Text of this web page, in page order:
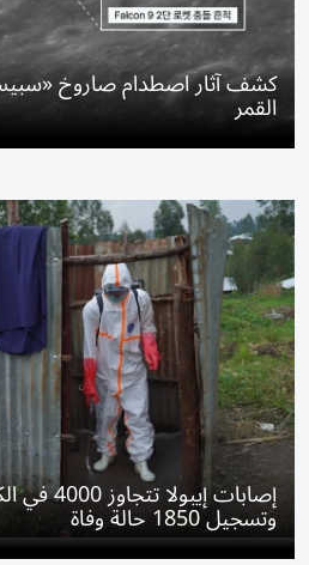
كشف آثار اصطدام صاروخ
القمر
إصابات
وتسجيل 1850 حالة وفاة